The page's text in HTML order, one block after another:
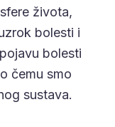
života,
bolesti i
bolesti
čemu smo
sustava.